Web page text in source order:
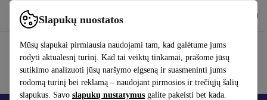
Slapukų nuostatos
Mūsų slapukai pirmiausia naudojami tam, kad galėtume jums
rodyti aktualesnį turinį. Kad tai veiktų tinkamai, prašome jūsų
sutikimo analizuoti jūsų naršymo elgseną ir suasmeninti jums
rodomą turinį bei reklamą – naudojant pirmosios ir trečiųjų šalių
slapukus. Savo slapukų nustatymus galite pakeisti bet kada.
Naudok refurbed greitai ir paprastai